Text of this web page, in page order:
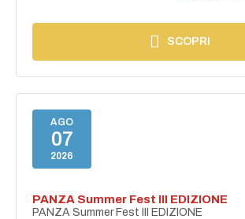
SCOPRI
AGO
07
2026
PANZA Summer Fest III EDIZIONE
PANZA Summer Fest III EDIZIONE